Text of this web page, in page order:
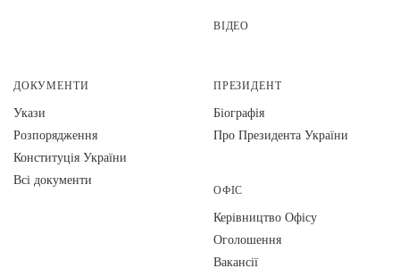
ВІДЕО
ДОКУМЕНТИ
Укази
Розпорядження
Конституція України
Всі документи
ПРЕЗИДЕНТ
Біографія
Про Президента України
ОФІС
Керівництво Офісу
Оголошення
Вакансії